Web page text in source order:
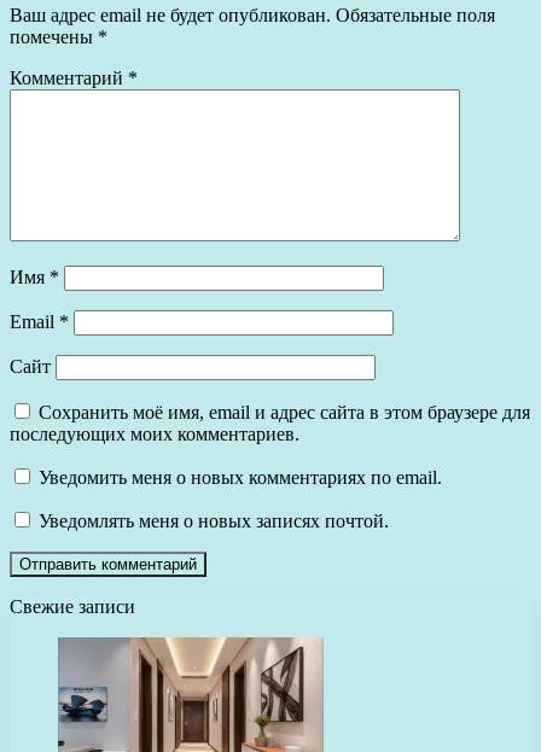
Ваш адрес email не будет опубликован. Обязательные поля
помечены *
Комментарий *
Имя *
Email *
Сайт
Сохранить моё имя, email и адрес сайта в этом браузере для
последующих моих комментариев.
Уведомить меня о новых комментариях по email.
Уведомлять меня о новых записях почтой.
Свежие записи